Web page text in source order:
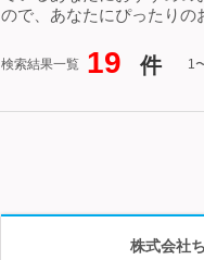
ので、あなたにぴったりの
検索結果一覧 19 件 1
株式会社